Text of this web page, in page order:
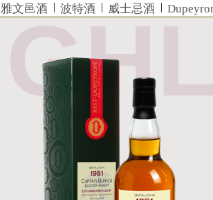
雅文邑酒 | 波特酒 | 威士忌酒 |